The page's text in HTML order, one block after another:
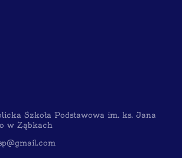
Szkoła Podstawowa im. ks. Jana
w Ząbkach